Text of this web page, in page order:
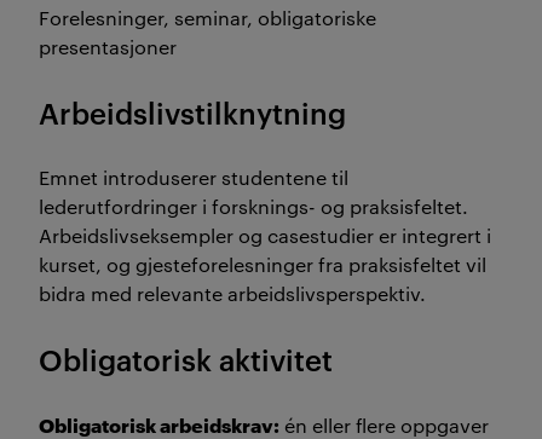
Forelesninger, seminar, obligatoriske
presentasjoner
Arbeidslivstilknytning
Emnet introduserer studentene til
lederutfordringer i forsknings- og praksisfeltet.
Arbeidslivseksempler og casestudier er integrert i
kurset, og gjesteforelesninger fra praksisfeltet vil
bidra med relevante arbeidslivsperspektiv.
Obligatorisk aktivitet
Obligatorisk arbeidskrav: én eller flere oppgaver